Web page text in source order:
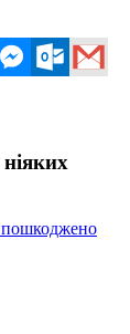
пошкоджено